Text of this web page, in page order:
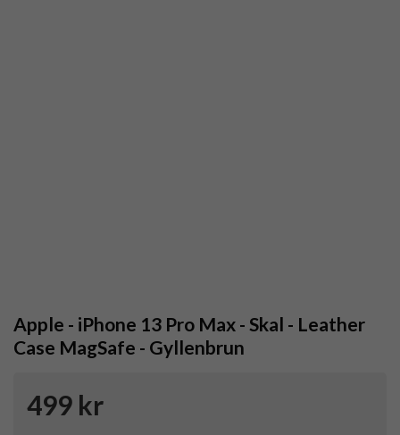
Apple - iPhone 13 Pro Max - Skal - Leather
Case MagSafe - Gyllenbrun
499 kr